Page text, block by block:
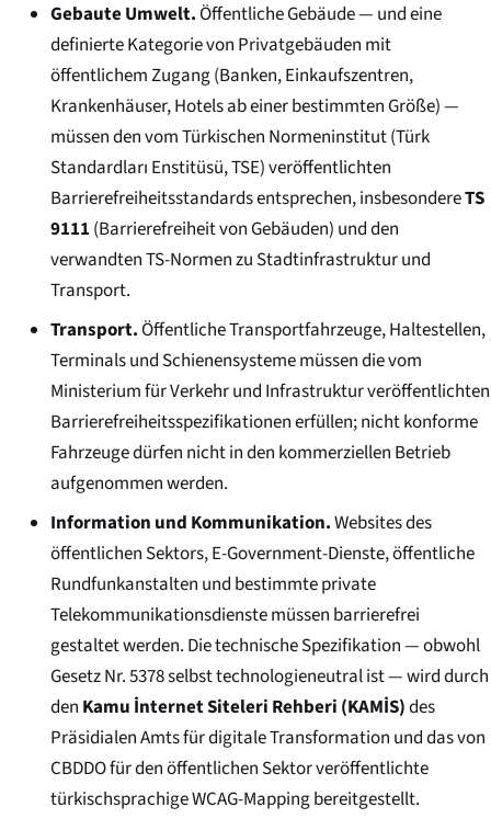
Gebaute Umwelt.Öffentliche Gebäude — und eine
definierte Kategorie von Privatgebäuden mit
öffentlichem Zugang (Banken, Einkaufszentren,
Krankenhäuser, Hotels ab einer bestimmten Größe) —
müssen den vom Türkischen Normeninstitut (Türk
Standardları Enstitüsü, TSE) veröffentlichten
Barrierefreiheitsstandards entsprechen, insbesondereTS
9111 (Barrierefreiheit von Gebäuden) und den
verwandten TS-Normen zu Stadtinfrastruktur und
Transport.
Transport.Öffentliche Transportfahrzeuge, Haltestellen,
Terminals und Schienensysteme müssen die vom
Ministerium für Verkehr und Infrastruktur veröffentlichten
Barrierefreiheitsspezifikationen erfüllen; nicht konforme
Fahrzeuge dürfen nicht in den kommerziellen Betrieb
aufgenommen werden.
Information und Kommunikation.Websites des
öffentlichen Sektors, E-Government-Dienste, öffentliche
Rundfunkanstalten und bestimmte private
Telekommunikationsdienste müssen barrierefrei
gestaltet werden. Die technische Spezifikation — obwohl
Gesetz Nr. 5378 selbst technologieneutral ist — wird durch
den Kamu İnternet Siteleri Rehberi (KAMİS)des
Präsidialen Amts für digitale Transformation und das von
CBDDO für den öffentlichen Sektor veröffentlichte
türkischsprachige WCAG-Mapping bereitgestellt.